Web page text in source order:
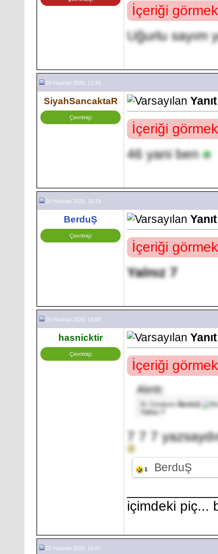
İçeriği
Uğurlu sayım
03 Haziran 2026, 13:34
SiyahSancaktaR
Çevrimiçi
İçeriği
46 yani ben
03 Haziran 2026, 15:19
BerduŞ
Çevrimiçi
İçeriği
Yalnız 7
03 Haziran 2026, 16:00
hasnicktir
Çevrimiçi
İçeriği
Alıntı:
İlk Gönderen
BerduŞ
Yalnız 7
7 7 7
1 BerduŞ
içimdeki piç...
03 Haziran 2026, 16:07